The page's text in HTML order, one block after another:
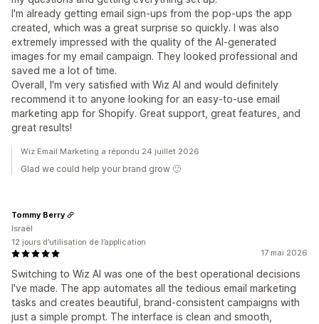
I'm already getting email sign-ups from the pop-ups the app
created, which was a great surprise so quickly. I was also
extremely impressed with the quality of the AI-generated
images for my email campaign. They looked professional and
saved me a lot of time.
Overall, I'm very satisfied with Wiz AI and would definitely
recommend it to anyone looking for an easy-to-use email
marketing app for Shopify. Great support, great features, and
great results!
Wiz Email Marketing a répondu 24 juillet 2026
Glad we could help your brand grow 🙂
17 mai 2026
Switching to Wiz AI was one of the best operational decisions
I've made. The app automates all the tedious email marketing
tasks and creates beautiful, brand-consistent campaigns with
just a simple prompt. The interface is clean and smooth,
Tommy Berry
Israël
12 jours d’utilisation de l’application